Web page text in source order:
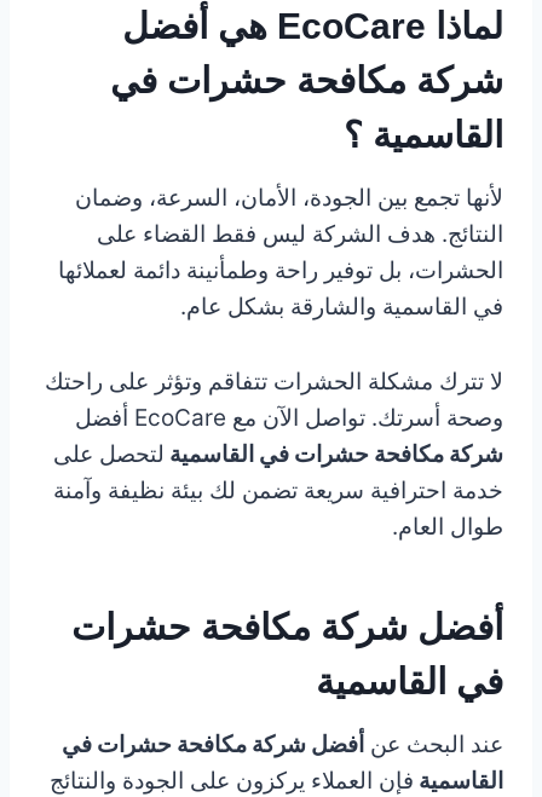
لماذا EcoCare هي أفضل
شركة مكافحة حشرات في
القاسمية ؟
لأنها تجمع بين الجودة، الأمان، السرعة، وضمان
النتائج. هدف الشركة ليس فقط القضاء على
الحشرات، بل توفير راحة وطمأنينة دائمة لعملائها
في القاسمية والشارقة بشكل عام.
لا تترك مشكلة الحشرات تتفاقم وتؤثر على راحتك
وصحة أسرتك. تواصل الآن مع EcoCare أفضل
شركة مكافحة حشرات في القاسمية لتحصل على
خدمة احترافية سريعة تضمن لك بيئة نظيفة وآمنة
طوال العام.
أفضل شركة مكافحة حشرات
في القاسمية
عند البحث عن أفضل شركة مكافحة حشرات في
القاسمية فإن العملاء يركزون على الجودة والنتائج